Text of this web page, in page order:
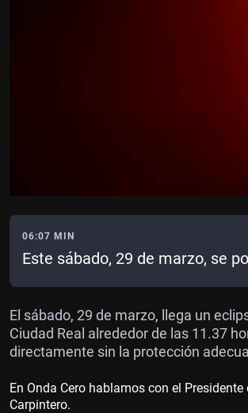
06:07 MIN
Este sábado, 29 de marzo, se
El sábado, 29 de marzo, llega un
Ciudad Real alrededor de las 11.37
directamente sin la protección
En Onda Cero hablamos con el
Carpintero.